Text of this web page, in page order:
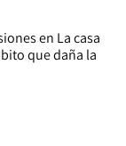
en La casa
que daña la